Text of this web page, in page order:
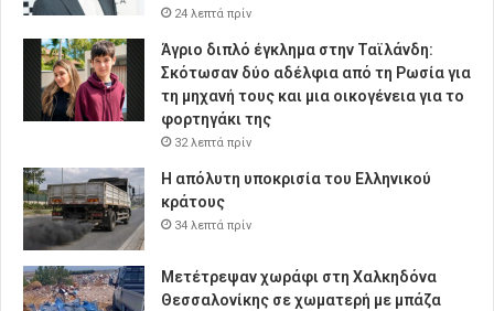
24 λεπτά πρίν
Άγριο διπλό έγκλημα στην Ταϊλάνδη:
Σκότωσαν δύο αδέλφια από τη Ρωσία για
τη μηχανή τους και μια οικογένεια για το
φορτηγάκι της
32 λεπτά πρίν
Η απόλυτη υποκρισία του Ελληνικού
κράτους
34 λεπτά πρίν
Μετέτρεψαν χωράφι στη Χαλκηδόνα
Θεσσαλονίκης σε χωματερή με μπάζα